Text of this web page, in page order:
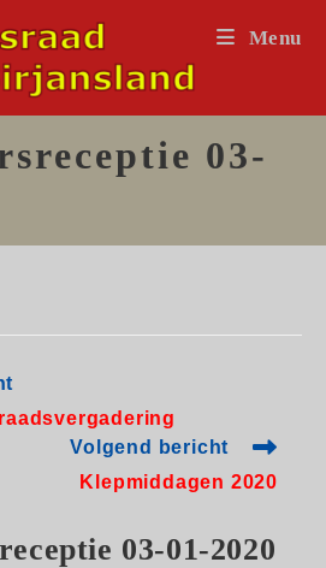
Menu
03-
Volgend bericht
Klepmiddagen 2020
03-01-2020